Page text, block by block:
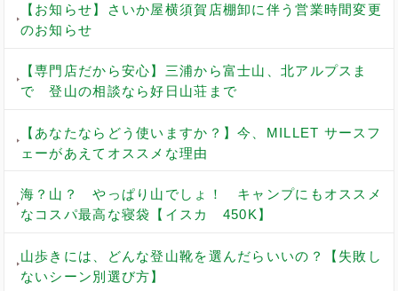
【お知らせ】さいか屋横須賀店棚卸に伴う営業時間変更
のお知らせ
【専門店だから安心】三浦から富士山、北アルプスま
で 登山の相談なら好日山荘まで
【あなたならどう使いますか？】今、MILLET サースフ
ェーがあえてオススメな理由
海？山？ やっぱり山でしょ！ キャンプにもオススメ
なコスパ最高な寝袋【イスカ 450K】
山歩きには、どんな登山靴を選んだらいいの？【失敗し
ないシーン別選び方】